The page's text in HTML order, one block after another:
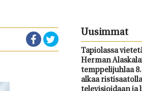
Uusimmat
Tapiolassa
Herman
temppelijuhlaa
alkaa